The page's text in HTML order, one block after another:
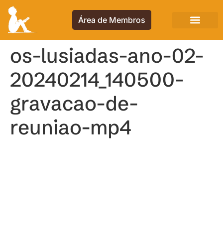
Área de Membros
os-lusiadas-ano-02-
20240214_140500-
gravacao-de-
reuniao-mp4